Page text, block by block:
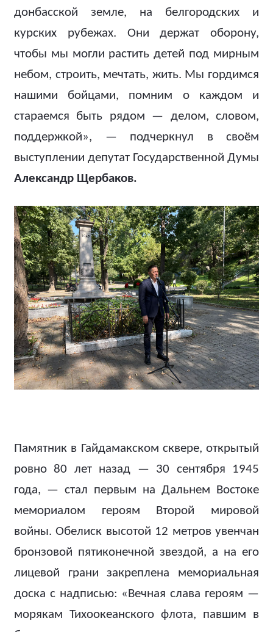
донбасской земле, на белгородских и
курских рубежах. Они держат оборону,
чтобы мы могли растить детей под мирным
небом, строить, мечтать, жить. Мы гордимся
нашими бойцами, помним о каждом и
стараемся быть рядом — делом, словом,
поддержкой», — подчеркнул в своём
выступлении депутат Государственной Думы
Александр Щербаков.
Памятник в Гайдамакском сквере, открытый
ровно 80 лет назад — 30 сентября 1945
года, — стал первым на Дальнем Востоке
мемориалом героям Второй мировой
войны. Обелиск высотой 12 метров увенчан
бронзовой пятиконечной звездой, а на его
лицевой грани закреплена мемориальная
доска с надписью: «Вечная слава героям —
морякам Тихоокеанского флота, павшим в